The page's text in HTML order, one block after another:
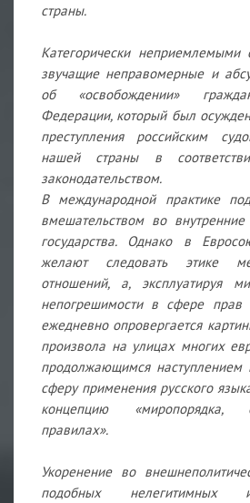
страны.
Категорически неприемлемыми
звучащие неправомерные и
об «освобождении»
Федерации, который был
преступления российским
нашей страны в
законодательством.
В международной практике
вмешательством во
государства. Однако в
желают следовать этике
отношений, а, эксплуатируя
непогрешимости в сфере прав
ежедневно опровергается
произвола на улицах многих
продолжающимся
сферу применения русского
концепцию «миропорядка,
правилах».
Укоренение во
подобных нелегитимных